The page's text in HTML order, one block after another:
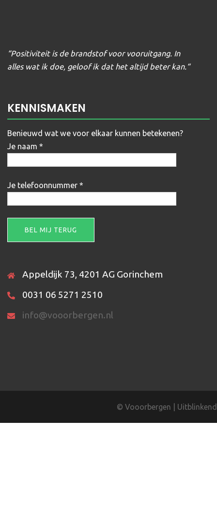
“Positiviteit is de brandstof voor vooruitgang. In
alles wat ik doe, geloof ik dat het altijd beter kan.“
KENNISMAKEN
Benieuwd wat we voor elkaar kunnen betekenen?
Je naam *
Je telefoonnummer *
Gelieve dit veld leeg te laten.
Appeldijk 73, 4201 AG Gorinchem
0031 06 5271 2510
info@vooorbergen.nl
© Vooorbergen Uitblinkend